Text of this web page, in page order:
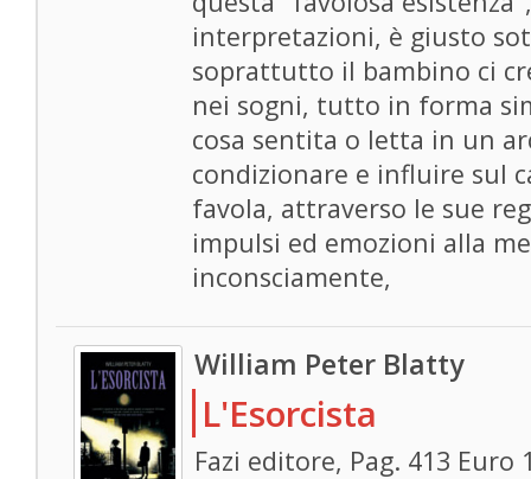
interpretazioni, è giusto
soprattutto il bambino ci
nei sogni, tutto in forma
cosa sentita o letta in un
condizionare e influire sul
favola, attraverso le sue
impulsi ed emozioni alla
inconsciamente,
William Peter Blatty
L'Esorcista
Fazi editore, Pag. 413 Euro